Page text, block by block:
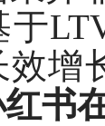
于
效增
书